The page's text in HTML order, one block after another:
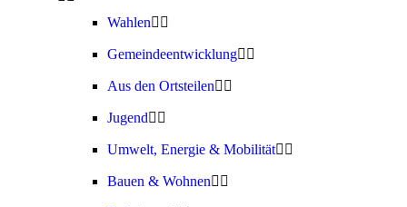
Wahlen
Gemeindeentwicklung
Aus den Ortsteilen
Jugend
Umwelt, Energie & Mobilität
Bauen & Wohnen